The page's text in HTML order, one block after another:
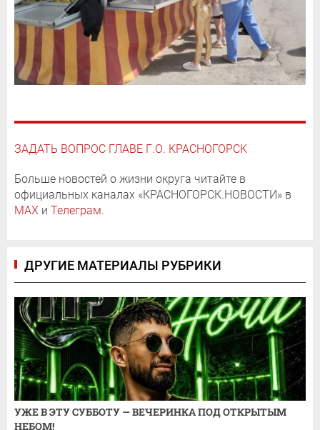
ЗАДАТЬ ВОПРОС ГЛАВЕ Г.О. КРАСНОГОРСК
Больше новостей о жизни округа читайте в
официальных каналах «КРАСНОГОРСК.НОВОСТИ» в
MAX и Телеграм.
ДРУГИЕ МАТЕРИАЛЫ РУБРИКИ
УЖЕ В ЭТУ СУББОТУ — ВЕЧЕРИНКА ПОД ОТКРЫТЫМ
НЕБОМ!